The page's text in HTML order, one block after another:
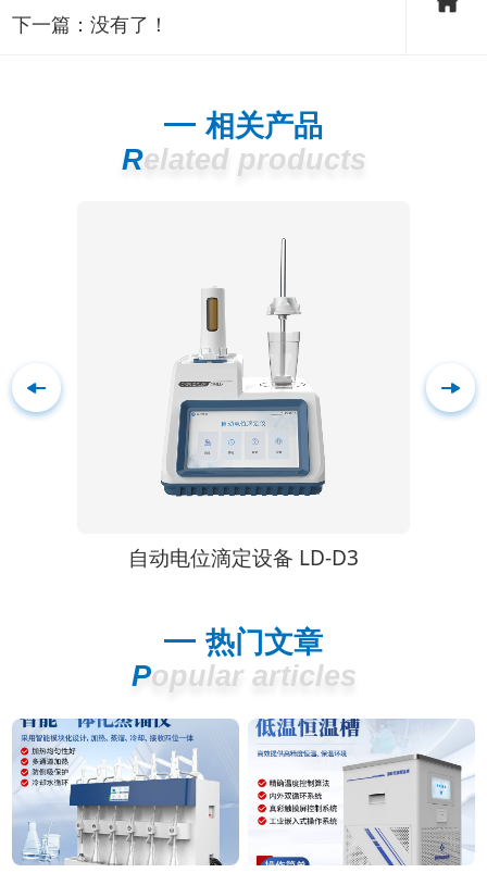
下一篇：没有了！
相关产品
Related products
自动电位滴定设备 LD-D3
热门文章
Popular articles